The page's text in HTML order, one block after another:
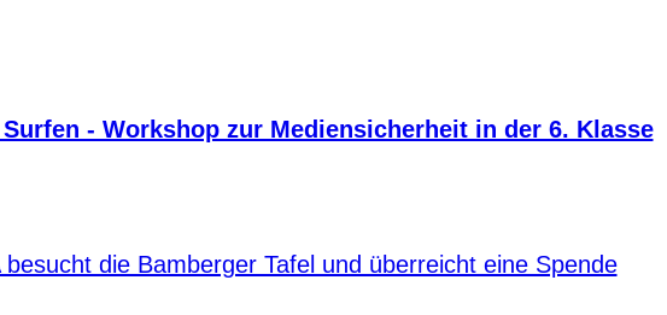
- Workshop zur Mediensicherheit in der 6. Klasse
besucht die Bamberger Tafel und überreicht eine Spende